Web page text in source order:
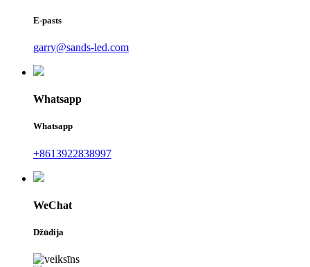
E-pasts
garry@sands-led.com
Whatsapp
Whatsapp
+8613922838997
WeChat
Džūdija